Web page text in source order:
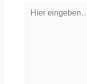
eingeben…